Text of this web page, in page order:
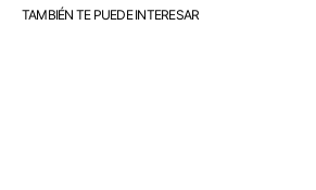
TAMBIÉN TE PUEDE INTERESAR